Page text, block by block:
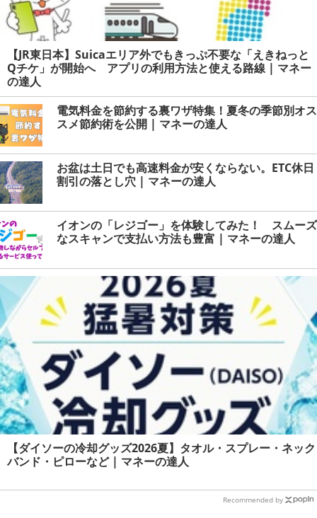
【JR東日本】Suicaエリア外でもきっぷ不要な「えきねっと
Qチケ」が開始へ アプリの利用方法と使える路線 | マネー
の達人
電気料金を節約する裏ワザ特集！夏冬の季節別オス
スメ節約術を公開 | マネーの達人
お盆は土日でも高速料金が安くならない。ETC休日
割引の落とし穴 | マネーの達人
イオンの「レジゴー」を体験してみた！ スムーズ
なスキャンで支払い方法も豊富 | マネーの達人
【ダイソーの冷却グッズ2026夏】タオル・スプレー・ネック
バンド・ピローなど | マネーの達人
Recommended by